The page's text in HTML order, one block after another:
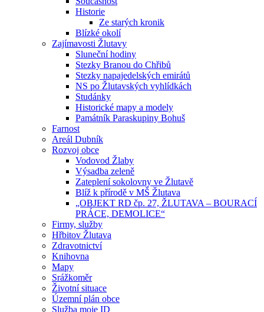
Historie
Ze starých kronik
Blízké okolí
Zajímavosti Žlutavy
Sluneční hodiny
Stezky Branou do Chřibů
Stezky napajedelských emirátů
NS po Žlutavských vyhlídkách
Studánky
Historické mapy a modely
Památník Paraskupiny Bohuš
Farnost
Areál Dubník
Rozvoj obce
Vodovod Žlaby
Výsadba zeleně
Zateplení sokolovny ve Žlutavě
Blíž k přírodě v MŠ Žlutava
„OBJEKT RD čp. 27, ŽLUTAVA – BOURACÍ
PRÁCE, DEMOLICE“
Firmy, služby
Hřbitov Žlutava
Zdravotnictví
Knihovna
Mapy
Srážkoměr
Životní situace
Územní plán obce
Služba moje ID